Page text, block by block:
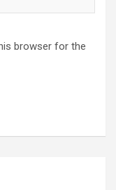
browser for the